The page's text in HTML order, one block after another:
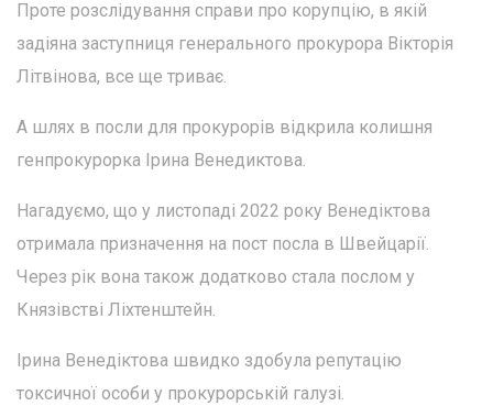
Проте розслідування справи про корупцію, в якій
задіяна заступниця генерального прокурора Вікторія
Літвінова, все ще триває.
А шлях в посли для прокурорів відкрила колишня
генпрокурорка Ірина Венедиктова.
Нагадуємо, що у листопаді 2022 року Венедіктова
отримала призначення на пост посла в Швейцарії.
Через рік вона також додатково стала послом у
Князівстві Ліхтенштейн.
Ірина Венедіктова швидко здобула репутацію
токсичної особи у прокурорській галузі.